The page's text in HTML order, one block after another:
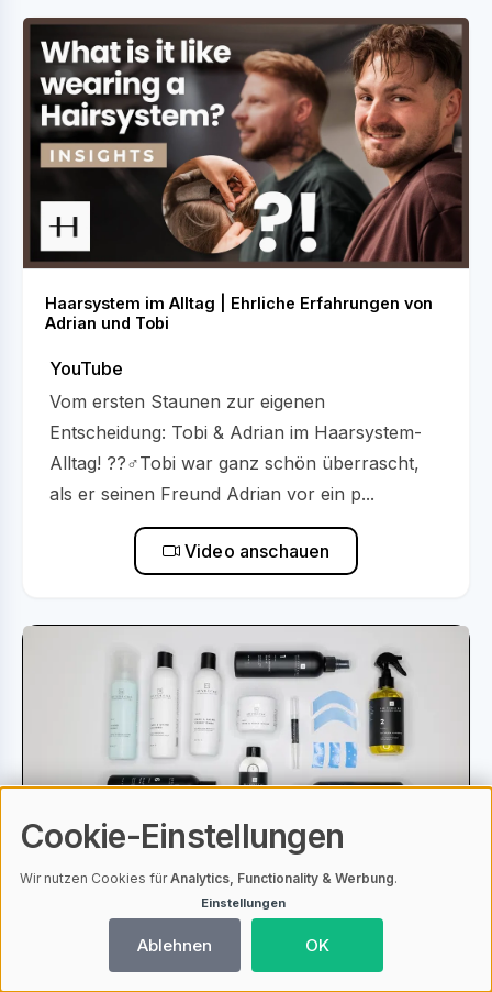
Haarsystem im Alltag | Ehrliche Erfahrungen von
Adrian und Tobi
YouTube
Vom ersten Staunen zur eigenen
Entscheidung: Tobi & Adrian im Haarsystem-
Alltag! ??‍♂️Tobi war ganz schön überrascht,
als er seinen Freund Adrian vor ein p...
Video anschauen
Heydecke Online Shop
Cookie-Einstellungen
Wir nutzen Cookies fürAnalytics, Functionality & Werbung.
Einstellungen
Ablehnen OK